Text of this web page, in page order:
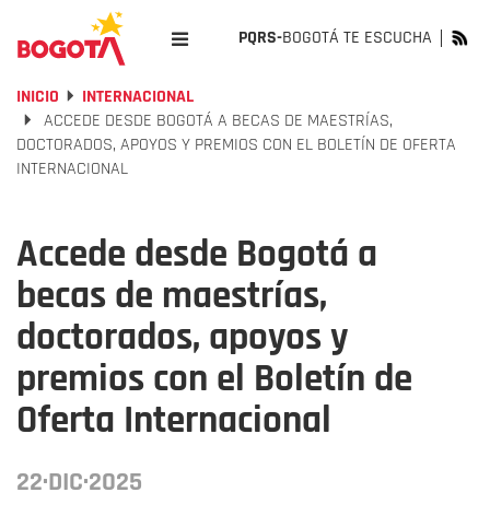
PQRS-BOGOTÁ TE ESCUCHA
INICIO
INTERNACIONAL
ACCEDE DESDE BOGOTÁ A BECAS DE MAESTRÍAS,
DOCTORADOS, APOYOS Y PREMIOS CON EL BOLETÍN DE OFERTA
INTERNACIONAL
Accede desde Bogotá a
becas de maestrías,
doctorados, apoyos y
premios con el Boletín de
Oferta Internacional
22·DIC·2025